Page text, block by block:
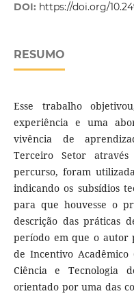
DOI: https://doi.org/
RESUMO
Esse trabalho
experiência e uma
vivência de
Terceiro Setor através
percurso, foram
indicando os subsídios
para que houvesse o
descrição das práticas
período em que o autor
de Incentivo
Ciência e Tecnologia
orientado por uma das